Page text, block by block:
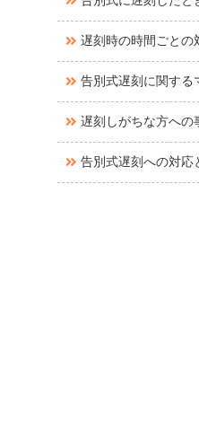
遅刻時の時間ごとの
告別式遅刻に関する
遅刻しがちな方への
告別式遅刻への対応